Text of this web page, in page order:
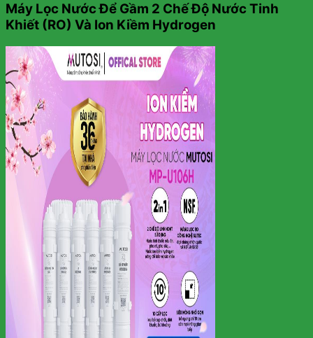
Máy Lọc Nước Để Gầm 2 Chế Độ Nước Tinh
Khiết (RO) Và Ion Kiềm Hydrogen